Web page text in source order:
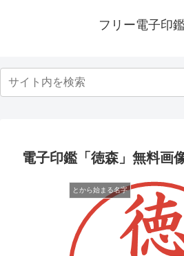
フリー電子印
電子印鑑「徳森」無料画
とから始まる名字